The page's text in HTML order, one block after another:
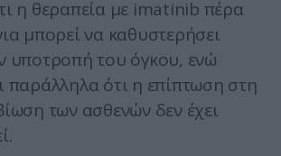
η θεραπεία με imatinib πέρα
μπορεί να καθυστερήσει
υποτροπή του όγκου, ενώ
παράλληλα ότι η επίπτωση στη
των ασθενών δεν έχει